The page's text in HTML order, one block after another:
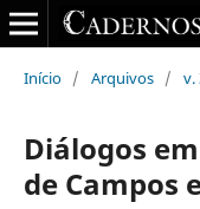
Início / Arquivos / v.
Diálogos
de Campos